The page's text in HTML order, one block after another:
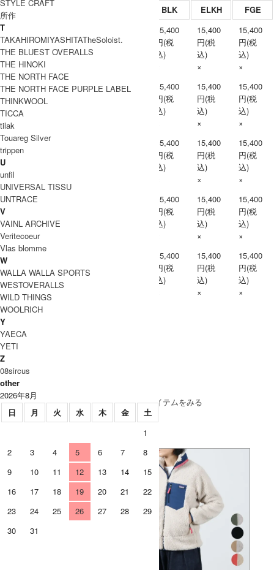
BLK ELKH FGE
15,400
円(税
込)
15,400
円(税
込)
×
15,400
円(税
込)
×
15,400
円(税
込)
15,400
円(税
込)
×
15,400
円(税
込)
×
15,400
円(税
込)
15,400
円(税
込)
×
15,400
円(税
込)
×
15,400
円(税
込)
15,400
円(税
込)
×
15,400
円(税
込)
×
15,400
円(税
込)
15,400
円(税
込)
×
15,400
円(税
込)
×
» もうすこしPATAGONIA (パタゴニア)のアイテムをみる
STYLE CRAFT
所作
T
TAKAHIROMIYASHITATheSoloist.
THE BLUEST OVERALLS
THE HINOKI
THE NORTH FACE
THE NORTH FACE PURPLE LABEL
THINKWOOL
TICCA
tilak
Touareg Silver
trippen
U
unfil
UNIVERSAL TISSU
UNTRACE
V
VAINL ARCHIVE
Veritecoeur
Vlas blomme
W
WALLA WALLA SPORTS
WESTOVERALLS
WILD THINGS
WOOLRICH
Y
YAECA
YETI
Z
08sircus
other
2026年8月
日
月 火 水 木 金
土
1
2
3 4 5 6 7
8
9
10 11 12 13 14
15
16
17 18 19 20 21
22
23
24 25 26 27 28
29
30
31